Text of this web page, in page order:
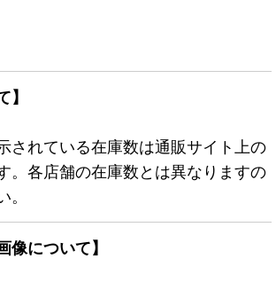
】
されている在庫数は通販サイト上の
。各店舗の在庫数とは異なりますの
。
像について】